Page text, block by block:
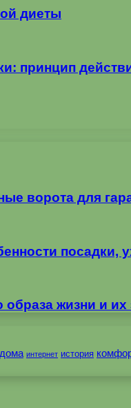
диеты
принцип
ворота для
посадки,
жизни и
дома интернет история